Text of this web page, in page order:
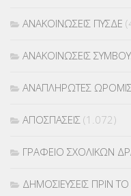
ΑΝΑΚΟΙΝΩΣΕΙΣ ΠΥΣΔΕ
ΑΝΑΚΟΙΝΩΣΕΙΣ
ΑΝΑΠΛΗΡΩΤΕΣ
ΑΠΟΣΠΑΣΕΙΣ (1.072)
ΓΡΑΦΕΙΟ ΣΧΟΛΙΚΩΝ
ΔΗΜΟΣΙΕΥΣΕΙΣ ΠΡΙΝ